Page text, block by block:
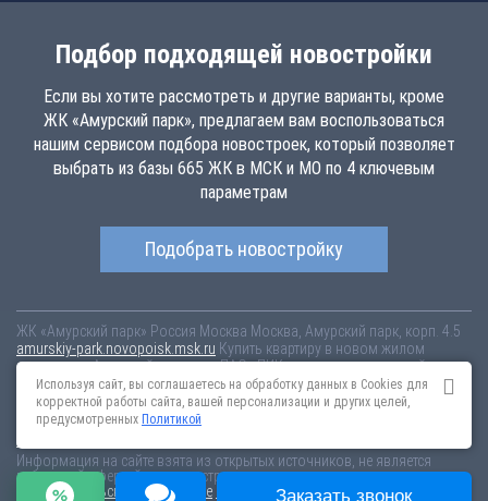
Подбор подходящей новостройки
Если вы хотите рассмотреть и другие варианты, кроме
ЖК «Амурский парк», предлагаем вам воспользоваться
нашим сервисом подбора новостроек, который позволяет
выбрать из базы 665 ЖК в МСК и МО по 4 ключевым
параметрам
Подобрать новостройку
ЖК «Амурский парк» Россия Москва Москва, Амурский парк, корп. 4.5
amurskiy-park.novopoisk.msk.ru Купить квартиру в новом жилом
комплексе «Амурский парк» от «ПАО «ПИК-специализированный
застройщик»» в районе Гольяново. Квартиры различных планировок
от 11.88 млн рублей!
Информация на сайте взята из открытых источников, не является
публичной офертой и распространяется для ознакомления.
Пользовательское соглашение
Соглашение о размещении
Используя сайт, вы соглашаетесь на обработку данных в Cookies для
корректной работы сайта, вашей персонализации и других целей,
предусмотренных Политикой
Заказать звонок